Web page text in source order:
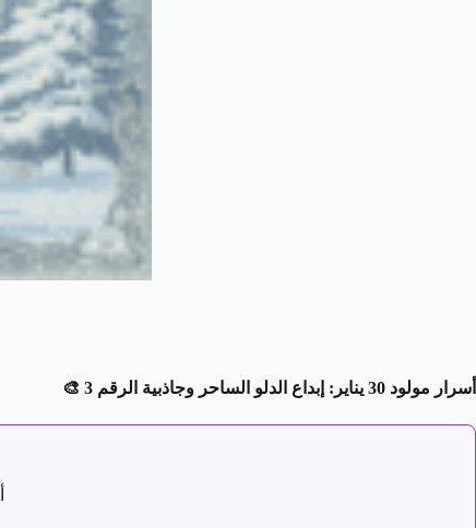
أسرار مولود 30 يناير: إبداع الدلو الساحر وجاذبية الرقم 3 🎨